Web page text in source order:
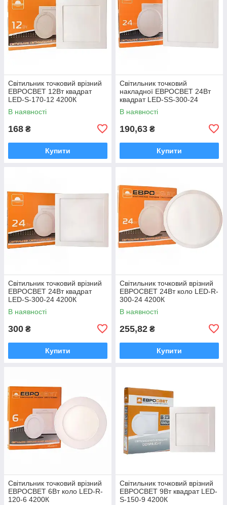
Світильник точковий врізний
ЕВРОСВЕТ 12Вт квадрат
LED-S-170-12 4200К
В наявності
168 ₴
Купити
Світильник точковий
накладної ЕВРОСВЕТ 24Вт
квадрат LED-SS-300-24
4200К
В наявності
190,63 ₴
Купити
Світильник точковий врізний
ЕВРОСВЕТ 24Вт квадрат
LED-S-300-24 4200К
В наявності
300 ₴
Купити
Світильник точковий врізний
ЕВРОСВЕТ 24Вт коло LED-R-
300-24 4200К
В наявності
255,82 ₴
Купити
Світильник точковий врізний
ЕВРОСВЕТ 6Вт коло LED-R-
120-6 4200К
Світильник точковий врізний
ЕВРОСВЕТ 9Вт квадрат LED-
S-150-9 4200К